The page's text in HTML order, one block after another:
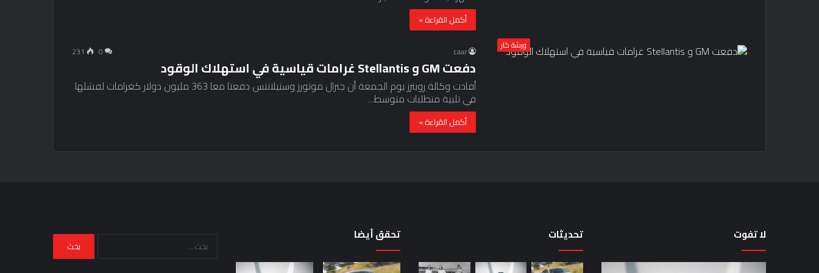
أكمل القراءة »
ورشة كار caar
0
231
دفعت GM و Stellantis غرامات قياسية في استهلاك الوقود
أفادت وكالة رويترز يوم الجمعة أن جنرال موتورز وستيلانتس دفعتا معا 363 مليون دولار كغرامات لفشلها
في تلبية متطلبات متوسط…
أكمل القراءة »
لا تفوت
تضع لماذا حقيقة مراجعة
تحديثات تحقق أيضا البحث